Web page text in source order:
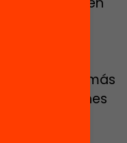
de las demás
transiciones
se pueda
en